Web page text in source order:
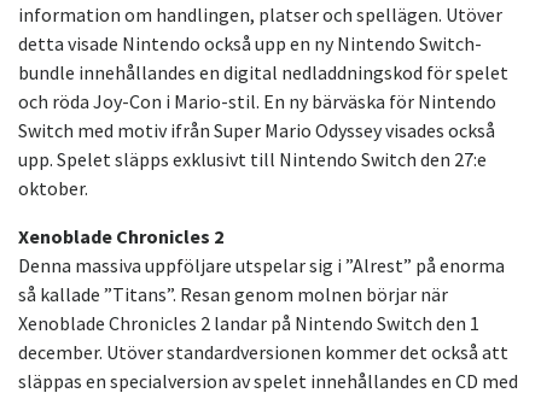
information om handlingen, platser och spellägen. Utöver
detta visade Nintendo också upp en ny Nintendo Switch-
bundle innehållandes en digital nedladdningskod för spelet
och röda Joy-Con i Mario-stil. En ny bärväska för Nintendo
Switch med motiv ifrån Super Mario Odyssey visades också
upp. Spelet släpps exklusivt till Nintendo Switch den 27:e
oktober.
Xenoblade Chronicles 2
Denna massiva uppföljare utspelar sig i ”Alrest” på enorma
så kallade ”Titans”. Resan genom molnen börjar när
Xenoblade Chronicles 2 landar på Nintendo Switch den 1
december. Utöver standardversionen kommer det också att
släppas en specialversion av spelet innehållandes en CD med